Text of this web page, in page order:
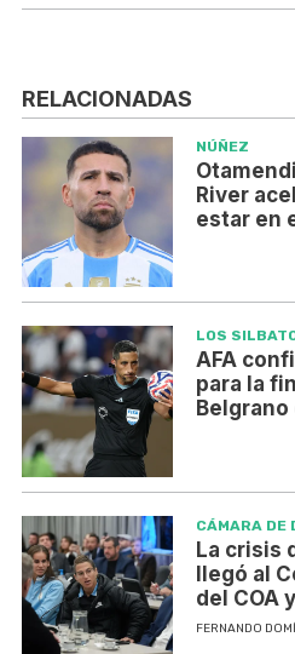
RELACIONADAS
NÚÑEZ
River
estar en
LOS
AFA
para la
CÁMARA DE
La crisis
llegó al
del COA
FERNANDO